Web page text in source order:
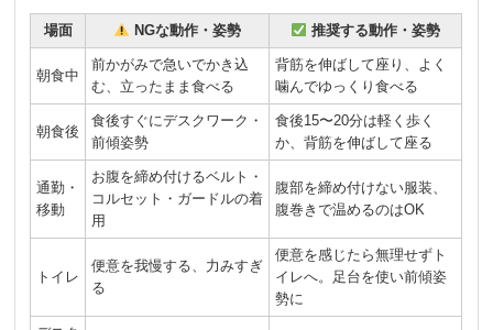
場面 NGな動作・姿勢 推奨する動作・姿勢
朝食中
前かがみで急いでかき込
む、立ったまま食べる
背筋を伸ばして座り、よく
噛んでゆっくり食べる
朝食後
食後すぐにデスクワーク・
前傾姿勢
食後15〜20分は軽く歩く
か、背筋を伸ばして座る
通勤・
移動
お腹を締め付けるベルト・
コルセット・ガードルの着
用
腹部を締め付けない服装、
腹巻きで温めるのはOK
トイレ
便意を我慢する、力みすぎ
る
便意を感じたら無理せずト
イレへ。足台を使い前傾姿
勢に